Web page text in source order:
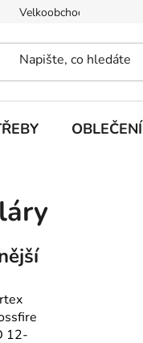
Velkoobchod
OBLEČENÍ
12-